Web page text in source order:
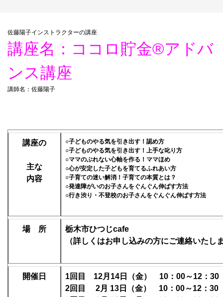
佐藤陽子インストラクターの講座
講座名：ココロ貯金®︎アドバ
ンス講座
講師名：佐藤陽子
講座の
主な
内容
○子どものやる気を引き出す！認め方
○子どものやる気を引き出す！上手な叱り方
○ママのぶれない心軸を作る！ママほめ
○心が安定した子どもを育てるふれあい方
○子育ての迷い解消！子育ての本質とは？
○発達障がいのお子さんをぐんぐん伸ばす方法
○行き渋り・不登校のお子さんをぐんぐん伸ばす方法
場 所
栃木市ひつじcafe
（詳しくはお申し込みの方にご連絡いたし
開催日
1回目 12月14日（金） 10：00～12：30
2回目 2月 13日（金） 10：00～12：30